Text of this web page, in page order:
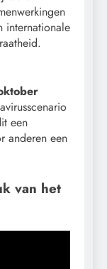
internationale
een
anderen een
van het